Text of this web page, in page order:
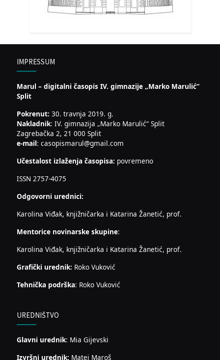
IMPRESSUM
Marul – digitalni časopis IV. gimnazije „Marko Marulić“
Split
Pokrenut: 30. travnja 2019. g.
Nakladnik: IV. gimnazija „Marko Marulić“ Split
Zagrebačka 2, 21 000 Split
e-mail: casopismarul@gmail.com
Učestalost izlaženja časopisa: povremeno
ISSN 2757-4075
Odgovorni urednici:
Karolina Viđak, knjižničarka i Katarina Žanetić, prof.
Mentorice novinarske skupine:
Karolina Viđak, knjižničarka i Katarina Žanetić, prof.
Grafički urednik: Roko Vuković
Tehnička podrška: Roko Vuković
UREDNIŠTVO
Glavni urednik: Mia Gijevski
Izvršni urednik: Matej Maroš